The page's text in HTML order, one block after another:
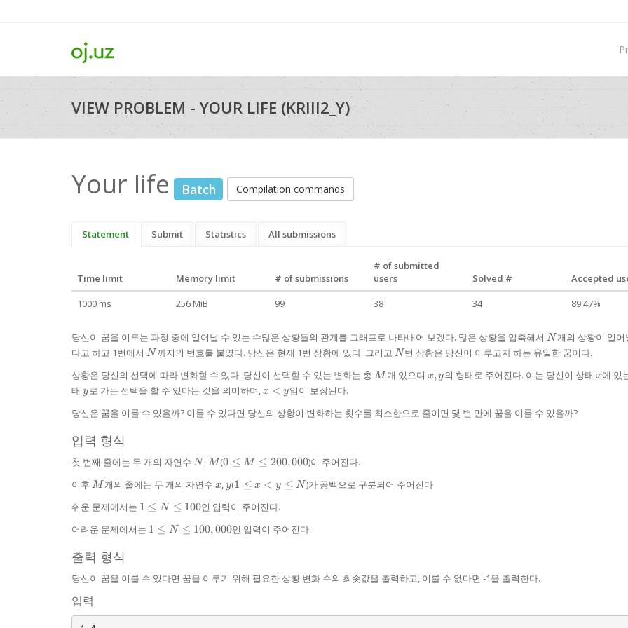
VIEW PROBLEM - YOUR LIFE (KRIII2_Y)
Your life Batch Compilation commands
Statement Submit Statistics All submissions
Time limit Memory limit # of submissions
# of submitted
users
Solved #
Accepted
1000 ms
256 MiB 99 38 34 89.47%
당신이 꿈을 이루는 과정 중에 일어날 수 있는 수많은 상황들의 관계를 그래프로 나타내어 보겠다. 많은 상황을 압축해서 N
N개의 상황이 일어
다고 하고 1번에서 N
N 까지의 번호를 붙였다. 당신은 현재 1번 상황에 있다. 그리고 N
N번 상황은 당신이 이루고자 하는 유일한 꿈이다.
상황은 당신의 선택에 따라 변화할 수 있다. 당신이 선택할 수 있는 변화는 총 M
M 개 있으며 x,
x,y의 형태로 주어진다. 이는 당신이 상태 x
x에 있
태 y
y로 가는 선택을 할 수 있다는 것을 의미하며, x
y
x < y임이 보장된다.
당신은 꿈을 이룰 수 있을까? 이룰 수 있다면 당신의 상황이 변화하는 횟수를 최소한으로 줄이면 몇 번 만에 꿈을 이룰 수 있을까?
입력 형식
첫 번째 줄에는 두 개의 자연수 N
N , M
M (0 \le M
200,000
0 ≤ M ≤ 200,000)이 주어진다.
이후 M
M 개의 줄에는 두 개의 자연수 x
x,y
y(1
x
y
1 ≤ x < y ≤ N)가 공백으로 구분되어 주어진다
쉬운 문제에서는 1
N
1 ≤ N ≤ 100인 입력이 주어진다.
어려운 문제에서는 1 \le N
1 ≤ N ≤ 100,000인 입력이 주어진다.
출력 형식
당신이 꿈을 이룰 수 있다면 꿈을 이루기 위해 필요한 상황 변화 수의 최솟값을 출력하고, 이룰 수 없다면 -1을 출력한다.
입력